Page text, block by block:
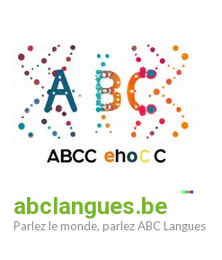
contenu
(Pressez
Entrée)
abclangues.be
Parlez le monde, parlez ABC Langues